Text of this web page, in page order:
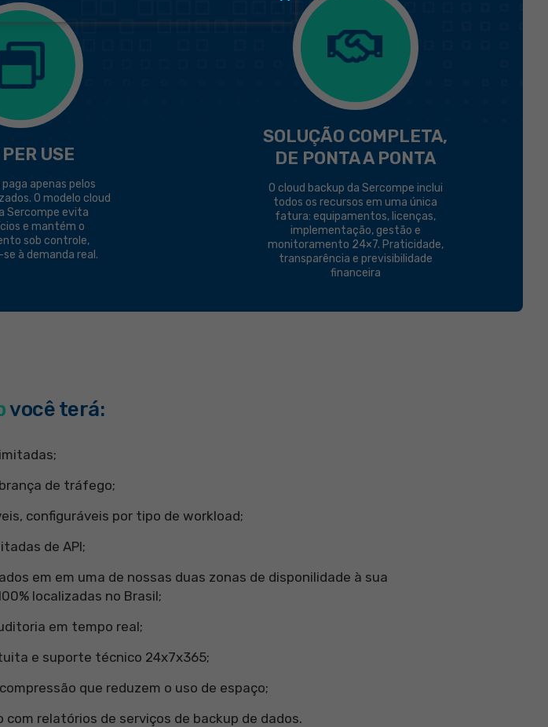
USE
apenas pelos
O modelo cloud
Sercompe evita
e mantém o
sob controle,
à demanda real.
SOLUÇÃO COMPLETA,
DE PONTA A PONTA
O cloud backup da Sercompe inclui
todos os recursos em uma única
fatura: equipamentos, licenças,
implementação, gestão e
monitoramento 24×7. Praticidade,
transparência e previsibilidade
financeira
você terá:
de tráfego;
configuráveis por tipo de workload;
de API;
em em uma de nossas duas zonas de disponilidade à sua
localizadas no Brasil;
em tempo real;
e suporte técnico 24x7x365;
que reduzem o uso de espaço;
com relatórios de serviços de backup de dados.